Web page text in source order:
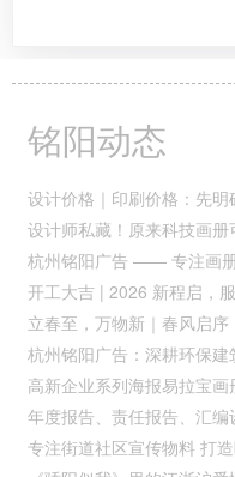
铭阳动态
设计价格｜印刷价格：先
设计师私藏！原来科技画册
开工大吉 | 2026 新程启，
立春至，万物新｜春风启序
高新企业系列海报易拉宝
专注街道社区宣传物料 打